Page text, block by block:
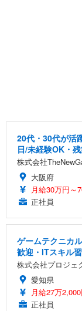
20代・30代が活
日/未経験OK・
株式会社
大阪府
月給30万円～
正社員
ゲームテクニカ
歓迎・ITスキル
株式会社プロジェ
愛知県
月給27万
正社員